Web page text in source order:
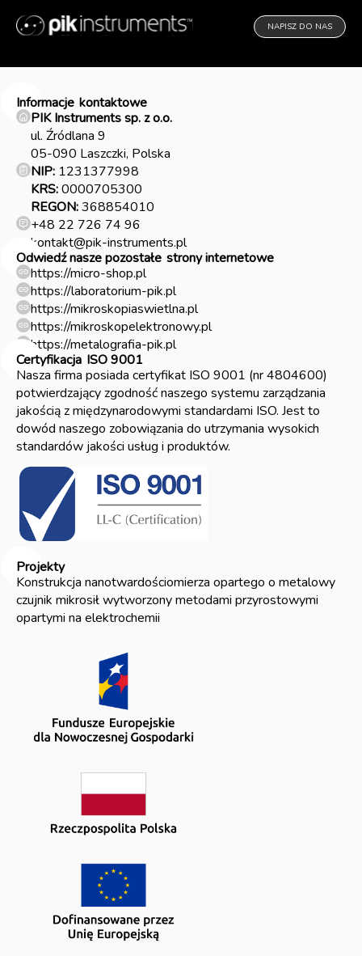
NAPISZ DO NAS
Informacje kontaktowe
PIK Instruments sp. z o.o.
ul. Źródlana 9
05-090 Laszczki, Polska
NIP: 1231377998
KRS:0000705300
REGON:368854010
+48 22 726 74 96
kontakt@pik-instruments.pl
Odwiedź nasze pozostałe strony internetowe
https://micro-shop.pl
https://laboratorium-pik.pl
https://mikroskopiaswietlna.pl
https://mikroskopelektronowy.pl
https://metalografia-pik.pl
Certyfikacja ISO 9001
Nasza firma posiada certyfikat ISO 9001 (nr 4804600)
potwierdzający zgodność naszego systemu zarządzania
jakością z międzynarodowymi standardami ISO. Jest to
dowód naszego zobowiązania do utrzymania wysokich
standardów jakości usług i produktów.
Projekty
Konstrukcja nanotwardościomierza opartego o metalowy
czujnik mikrosił wytworzony metodami przyrostowymi
opartymi na elektrochemii